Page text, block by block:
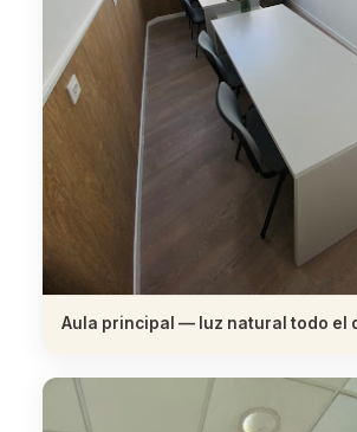
Aula principal — luz natural todo el